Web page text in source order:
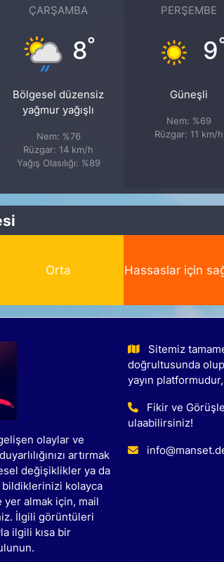
ÇARŞAMBA
8°
Bölgesel düzensiz
yağmur yağışlı
Nem: %76
Rüzgar: 14 km/h
Yağış Olasılığı: %89
PERŞEMBE
9
Güneşli
Nem: %69
Rüzgar: 11 km/h
Orta Hassaslar için
olaylar ve
artırmak
değişiklikler ya da
bildiklerinizi kolayca
almak için, mail
İlgili görüntüleri
ilgili kısa bir
Sitemiz
doğrultusunda
yayın
Fikir ve
ulaabilirsiniz!